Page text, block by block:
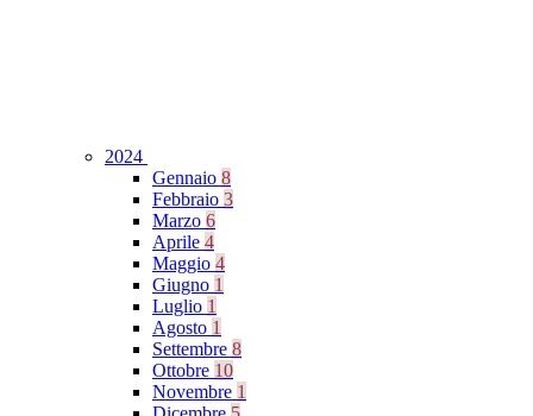
2024
Gennaio 8
Febbraio 3
Marzo 6
Aprile 4
Maggio 4
Giugno 1
Luglio 1
Agosto 1
Settembre 8
Ottobre 10
Novembre 1